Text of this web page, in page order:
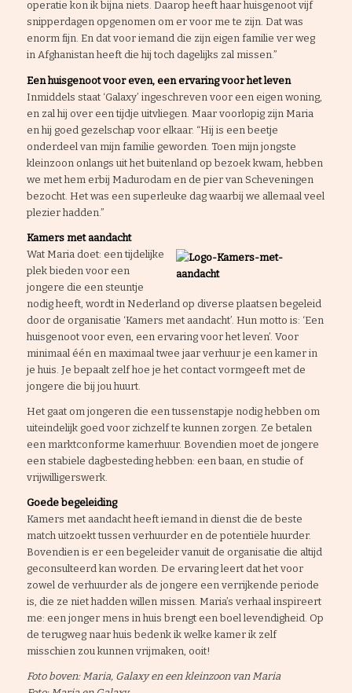
operatie kon ik bijna niets. Daarop heeft haar huisgenoot vijf
snipperdagen opgenomen om er voor me te zijn. Dat was
enorm fijn. En dat voor iemand die zijn eigen familie ver weg
in Afghanistan heeft die hij toch dagelijks zal missen.”
Een huisgenoot voor even, een ervaring voor het leven
Inmiddels staat ‘Galaxy’ ingeschreven voor een eigen woning,
en zal hij over een tijdje uitvliegen. Maar voorlopig zijn Maria
en hij goed gezelschap voor elkaar. “Hij is een beetje
onderdeel van mijn familie geworden. Toen mijn jongste
kleinzoon onlangs uit het buitenland op bezoek kwam, hebben
we met hem erbij Madurodam en de pier van Scheveningen
bezocht. Het was een superleuke dag waarbij we allemaal veel
plezier hadden.”
Kamers met aandacht
Wat Maria doet: een tijdelijke
plek bieden voor een
jongere die een steuntje
nodig heeft, wordt in Nederland op diverse plaatsen begeleid
door de organisatie ‘Kamers met aandacht’. Hun motto is: ‘Een
huisgenoot voor even, een ervaring voor het leven’. Voor
minimaal één en maximaal twee jaar verhuur je een kamer in
je huis. Je bepaalt zelf hoe je het contact vormgeeft met de
jongere die bij jou huurt.
Het gaat om jongeren die een tussenstapje nodig hebben om
uiteindelijk goed voor zichzelf te kunnen zorgen. Ze betalen
een marktconforme kamerhuur. Bovendien moet de jongere
een stabiele dagbesteding hebben: een baan, en studie of
vrijwilligerswerk.
Goede begeleiding
Kamers met aandacht heeft iemand in dienst die de beste
match uitzoekt tussen verhuurder en de potentiële huurder.
Bovendien is er een begeleider vanuit de organisatie die altijd
geconsulteerd kan worden. De ervaring leert dat het voor
zowel de verhuurder als de jongere een verrijkende periode
is, die ze niet hadden willen missen. Maria’s verhaal inspireert
me: een jonger mens in huis brengt een boel levendigheid. Op
de terugweg naar huis bedenk ik welke kamer ik zelf
misschien zou kunnen vrijmaken, ooit!
Foto boven: Maria, Galaxy en een kleinzoon van Maria